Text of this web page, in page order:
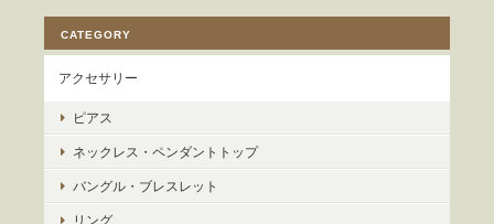
CATEGORY
アクセサリー
ピアス
ネックレス・ペンダントトップ
バングル・ブレスレット
リング